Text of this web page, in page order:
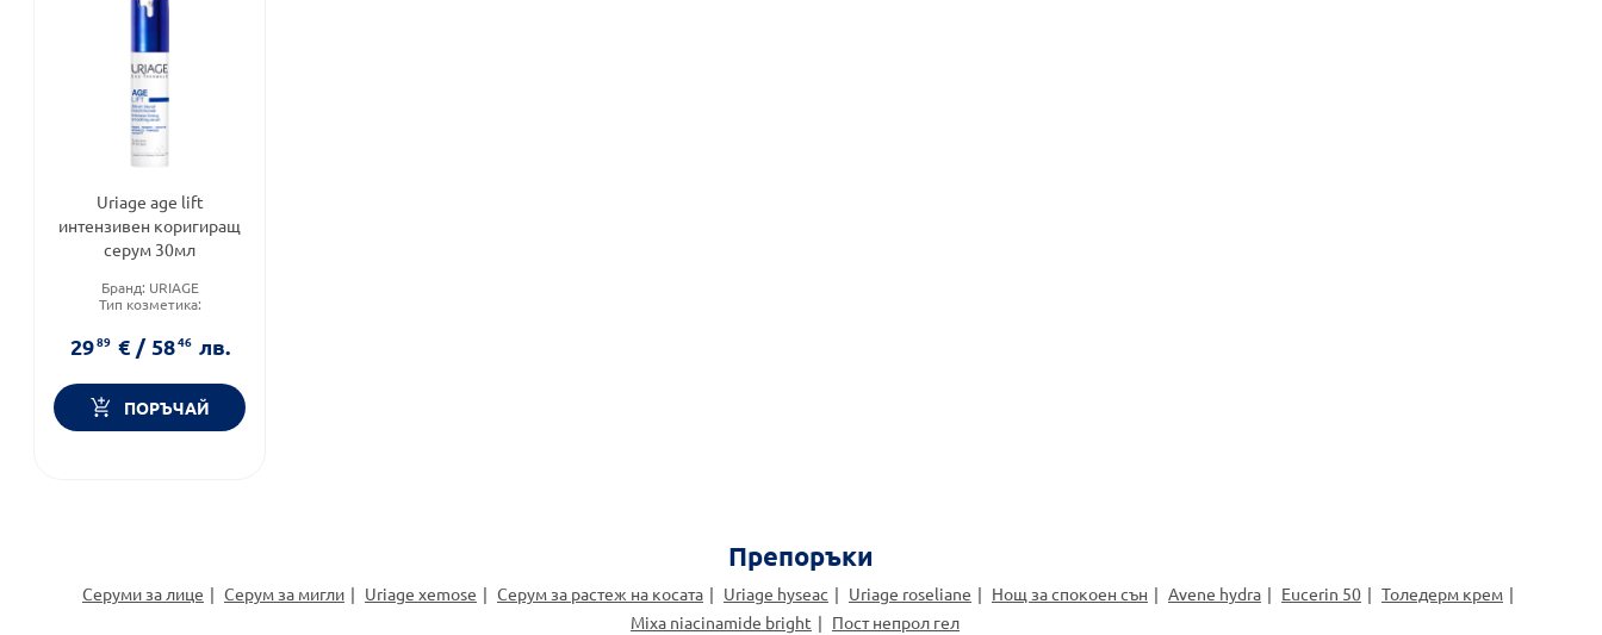
Uriage age lift
интензивен коригиращ
серум 30мл
Бранд: URIAGE
Тип козметика:
Форма на продукта:
2989 € / 5846 лв.
ПОРЪЧАЙ
Препоръки
Серуми за лице Серум за мигли Uriage xemose Серум за растеж на косата Uriage hyseac Uriage roseliane Нощ за спокоен сън Avene hydra Eucerin 50
Толедерм крем
Mixa niacinamide bright
Пост непрол гел